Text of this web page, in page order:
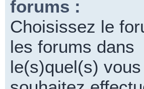
forums :
Choisissez le
les forums dans
le(s)quel(s) vous